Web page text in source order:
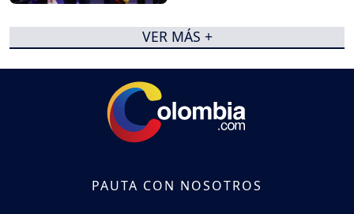
VER MÁS +
PAUTA CON NOSOTROS